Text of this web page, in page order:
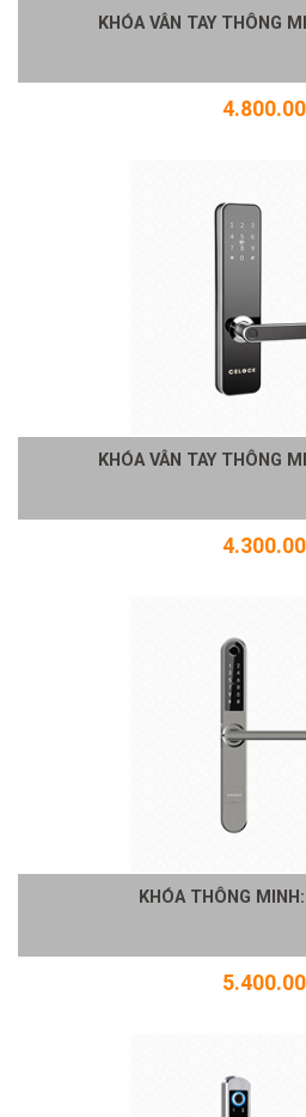
KHÓA VÂN TAY THÔNG
KHÓA VÂN TAY THÔNG
KHÓA THÔNG